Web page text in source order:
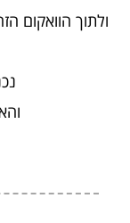
ולתוך הוואקום